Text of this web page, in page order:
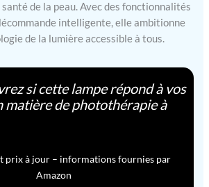
de la peau. Avec des fonctionnalités
intelligente, elle ambitionne
de la lumière accessible à tous.
si cette lampe répond à vos
matière de photothérapie à
prix à jour – informations fournies par
Amazon